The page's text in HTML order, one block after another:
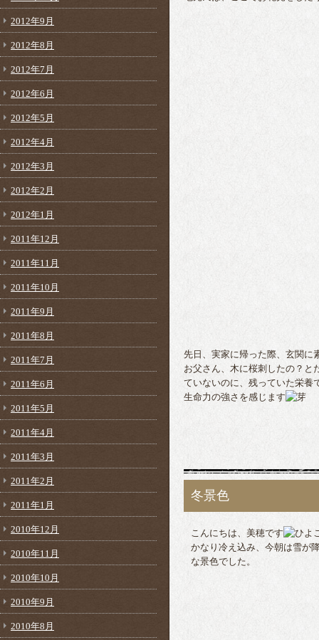
2012年9月
2012年8月
2012年7月
2012年6月
2012年5月
2012年4月
2012年3月
2012年2月
2012年1月
2011年12月
2011年11月
2011年10月
2011年9月
2011年8月
2011年7月
2011年6月
2011年5月
2011年4月
2011年3月
2011年2月
2011年1月
2010年12月
2010年11月
2010年10月
2010年9月
2010年8月
先日、実家に帰った際、玄関に
お父さん、木に桜刺したの？と
ていないのに、残っていた栄養
生命力の強さを感じます
冬景色
こんにちは、美穂です
かなり冷え込み、今朝は雪が
な景色でした。